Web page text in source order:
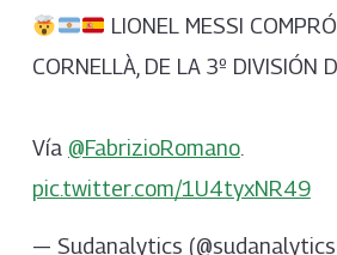
LIONEL MESSI
CORNELLÀ, DE LA 3º DIVISIÓN
Vía @FabrizioRomano.
pic.twitter.com/1U4tyxNR49
— Sudanalytics